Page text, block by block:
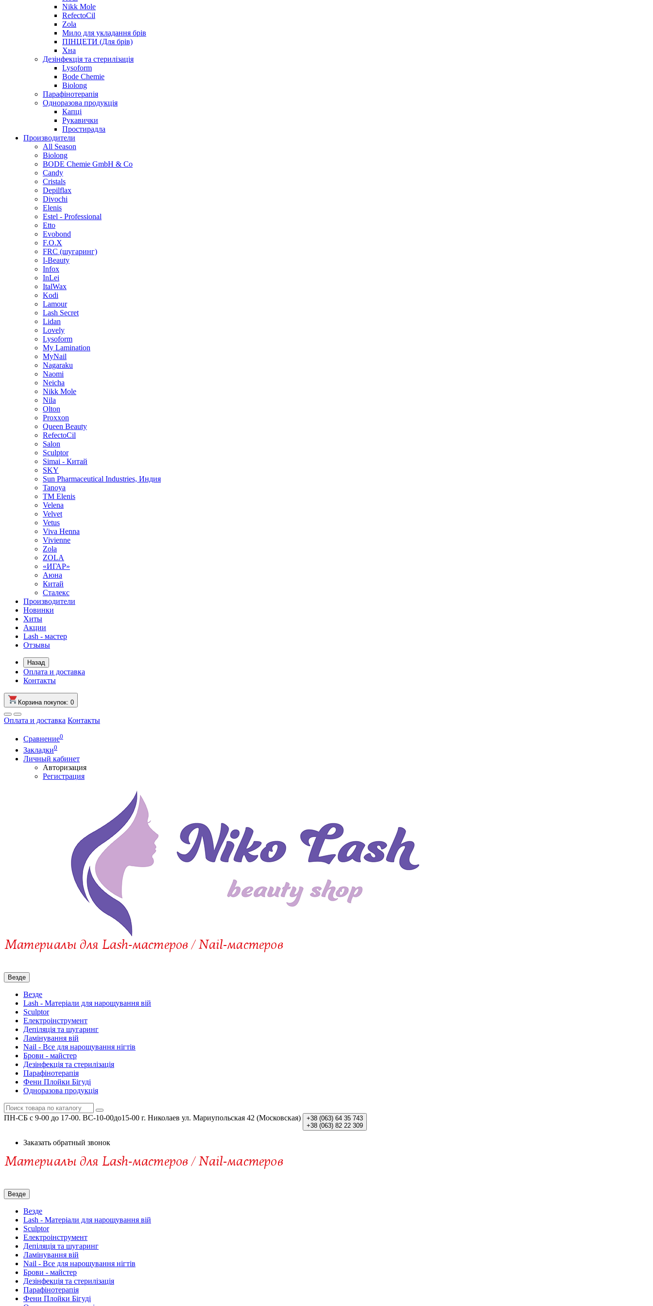
Nikk Mole
RefectoCil
Zola
Мило для укладання брів
ПІНЦЕТИ (Для брів)
Хна
Дезінфекція та стерилізація
Lysoform
Bode Chemie
Biolong
Парафінотерапія
Одноразова продукція
Капці
Рукавички
Простирадла
Производители
All Season
Biolong
BODE Chemie GmbH & Со
Candy
Cristals
Depilflax
Divochi
Elenis
Estel - Professional
Etto
Evobond
F.O.X
FRC (шугаринг)
I-Beauty
Infox
InLei
ItalWax
Kodi
Lamour
Lash Secret
Lidan
Lovely
Lysoform
My Lamination
MyNail
Nagaraku
Naomi
Neicha
Nikk Mole
Nila
Olton
Proxxon
Queen Beauty
RefectoCil
Salon
Sculptor
Simai - Китай
SKY
Sun Pharmaceutical Industries, Индия
Tanoya
TM Elenis
Velena
Velvet
Vetus
Viva Henna
Vivienne
Zola
ZOLA
«ИГАР»
Аюна
Китай
Сталекс
Производители
Новинки
Хиты
Акции
Lash - мастер
Отзывы
Назад
Оплата и доставка
Контакты
Корзинапокупок: 0
Оплата и доставка Контакты
Сравнение0
Закладки0
Личный кабинет
Авторизация
Регистрация
Везде
Везде
Lash - Матеріали для нарощування вій
Sculptor
Електроінструмент
Депіляція та шугаринг
Ламінування вій
Nail - Все для нарощування нігтів
Брови - майстер
Дезінфекція та стерилізація
Парафінотерапія
Фени Плойки Бігуді
Одноразова продукція
ПН-СБ c 9-00 до 17-00. ВС-10-00до15-00 г. Николаев ул. Мариупольская 42 (Московская) +38 (063) 64 35 743
+38 (063) 82 22 309
Заказать обратный звонок
Везде
Везде
Lash - Матеріали для нарощування вій
Sculptor
Електроінструмент
Депіляція та шугаринг
Ламінування вій
Nail - Все для нарощування нігтів
Брови - майстер
Дезінфекція та стерилізація
Парафінотерапія
Фени Плойки Бігуді